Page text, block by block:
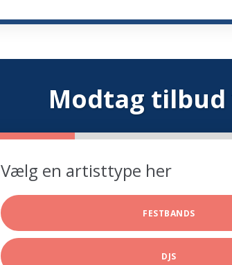
Modtag tilbud
Vælg en artisttype her
FESTBANDS
DJS